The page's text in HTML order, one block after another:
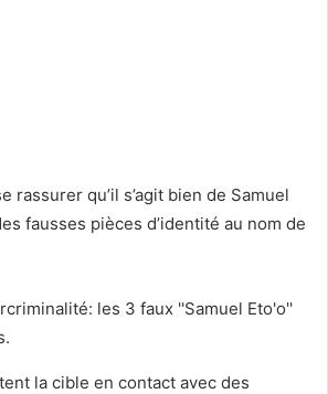
rassurer qu’il s’agit bien de Samuel
fausses pièces d’identité au nom de
la cible en contact avec des